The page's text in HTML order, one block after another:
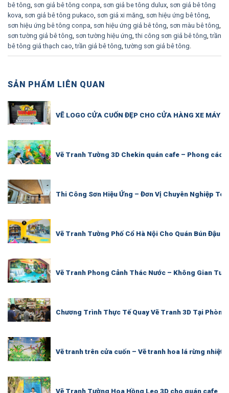
bê tông sơn giả bê tông conpa sơn giả be tông dulux sơn giả bê tông
kova sơn giả bê tông pukaco sơn giả xi măng sơn hiệu ứng bê tông
sơn hiệu ứng bê tông conpa sơn hiệu ứng giả bê tông sơn màu bê tông
sơn tường giả bê tông sơn tường hiệu ứng ,thi công sơn giả bê tông ,trần
bê tông giả thạch cao ,trần giả bê tông ,tường sơn giả bê tông
SẢN PHẨM LIÊN QUAN
VẼ LOGO CỬA CUỐN ĐẸP CHO CỬA HÀNG XE MÁY
Vẽ Tranh Tường 3D Chekin quán cafe – Phong
Thi Công Sơn Hiệu Ứng – Đơn Vị Chuyên Nghiệp
Vẽ Tranh Tường Phố Cổ Hà Nội Cho Quán Bún Đậu
Vẽ Tranh Phong Cảnh Thác Nước – Không Gian
Chương Trình Thực Tế Quay Vẽ Tranh 3D Tại
Vẽ tranh trên cửa cuốn – Vẽ tranh hoa lá rừng nhiệt
Vẽ Tranh Tường Hoa Hồng Leo 3D cho quán cafe